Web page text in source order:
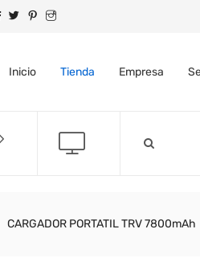
Inicio Tienda Empresa
CARGADOR PORTATIL TRV 7800mAh